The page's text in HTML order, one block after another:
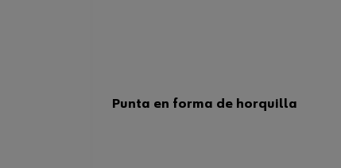
Punta en forma de horquilla